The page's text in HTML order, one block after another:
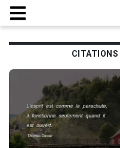
CITATIONS